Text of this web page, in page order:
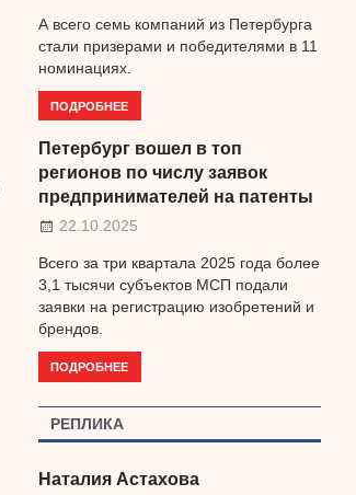
А всего семь компаний из Петербурга
стали призерами и победителями в 11
номинациях.
ПОДРОБНЕЕ
Петербург вошел в топ
регионов по числу заявок
предпринимателей на патенты
22.10.2025
Всего за три квартала 2025 года более
3,1 тысячи субъектов МСП подали
заявки на регистрацию изобретений и
брендов.
ПОДРОБНЕЕ
РЕПЛИКА
Наталия Астахова